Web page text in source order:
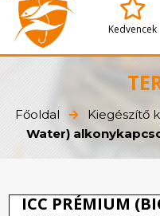
Kedvencek
Főoldal Kiegészítő
Water)
ICC PRÉMIUM